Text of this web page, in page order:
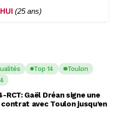
(25 ans)
Top 14
Toulon
Gaël Dréan signe une
avec Toulon jusqu’en